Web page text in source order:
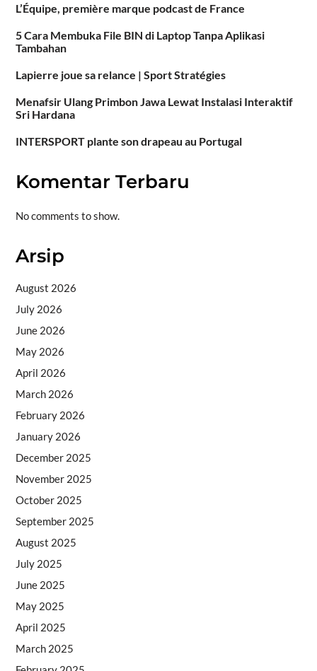
L’Équipe, première marque podcast de France
5 Cara Membuka File BIN di Laptop Tanpa Aplikasi
Tambahan
Lapierre joue sa relance | Sport Stratégies
Menafsir Ulang Primbon Jawa Lewat Instalasi Interaktif
Sri Hardana
INTERSPORT plante son drapeau au Portugal
Komentar Terbaru
No comments to show.
Arsip
August 2026
July 2026
June 2026
May 2026
April 2026
March 2026
February 2026
January 2026
December 2025
November 2025
October 2025
September 2025
August 2025
July 2025
June 2025
May 2025
April 2025
March 2025